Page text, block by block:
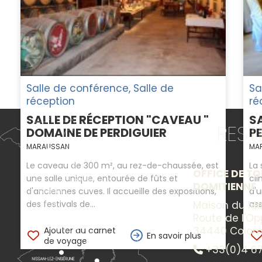
Salle de conférence, Salle de
réception
SALLE DE RÉCEPTION "CAVEAU "
DOMAINE DE PERDIGUIER
MARAUSSAN
Le caveau de 300 m², au rez-de-chaussée, est
une salle unique, entourée de fûts et
d'anciennes cuves. Il accueille des expositions,
des festivals de...
Ajouter au carnet
de voyage
En savoir plus
La
OFFICE DE
DOMITIENNE
Maison du
Route de
34440
+33(0)4